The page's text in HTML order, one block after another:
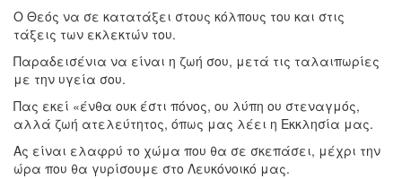
Ο Θεός να σε κατατάξει στους κόλπους του και στις
τάξεις των εκλεκτών του.
Παραδεισένια να είναι η ζωή σου, μετά τις ταλαιπωρίες
με την υγεία σου.
Πας εκεί «ένθα ουκ έστι πόνος, ου λύπη ου στεναγμός,
αλλά ζωή ατελεύτητος, όπως μας λέει η Εκκλησία μας.
Ας είναι ελαφρύ το χώμα που θα σε σκεπάσει, μέχρι την
ώρα που θα γυρίσουμε στο Λευκόνοικό μας.